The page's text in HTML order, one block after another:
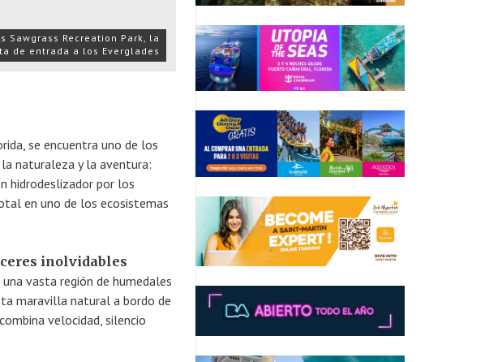
Recreation Park, la
de entrada a los Everglades
se encuentra uno de los
naturaleza y la aventura:
hidrodeslizador por los
en uno de los ecosistemas
inolvidables
vasta región de humedales
maravilla natural a bordo de
velocidad, silencio